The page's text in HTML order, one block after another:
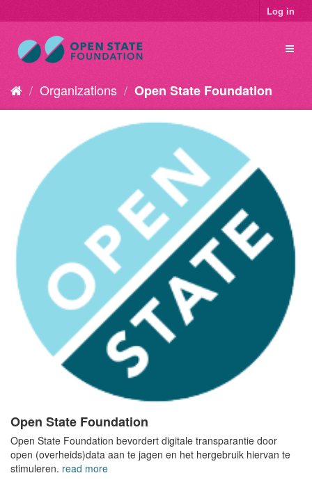
Log in
Organizations Open State Foundation
Open State Foundation
Open State Foundation bevordert digitale transparantie door
open (overheids)data aan te jagen en het hergebruik hiervan te
stimuleren. read more